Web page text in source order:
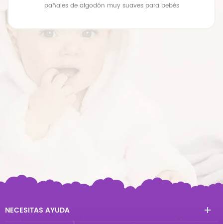
pañales de algodón muy suaves para bebés
NECESITAS AYUDA